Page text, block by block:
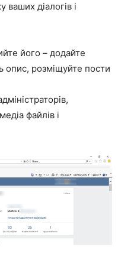
ваших діалогів і
його – додайте
опис, розміщуйте пости
файлів і